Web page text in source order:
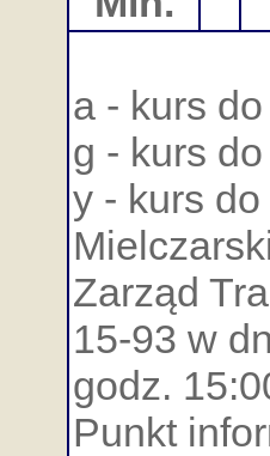
a - kurs
g - kurs
y - kurs
Zarząd
15-93 w
godz.
Punkt